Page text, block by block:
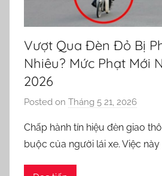
Vượt Qua Đèn Đỏ Bị
Nhiêu? Mức Phạt Mới
2026
Posted on Tháng 5 21, 2026
o
r
Chấp hành tín hiệu đèn giao
buộc của người lái xe. Việc